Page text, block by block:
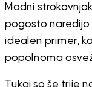
Modni
pogosto naredijo
idealen primer,
popolnoma
Tukaj so še trije